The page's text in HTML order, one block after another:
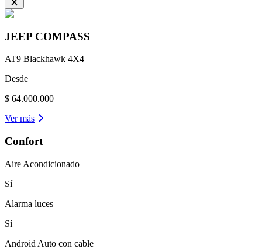
JEEP COMPASS
AT9 Blackhawk 4X4
Desde
$ 64.000.000
Ver más
Confort
Aire Acondicionado
Sí
Alarma luces
Sí
Android Auto con cable